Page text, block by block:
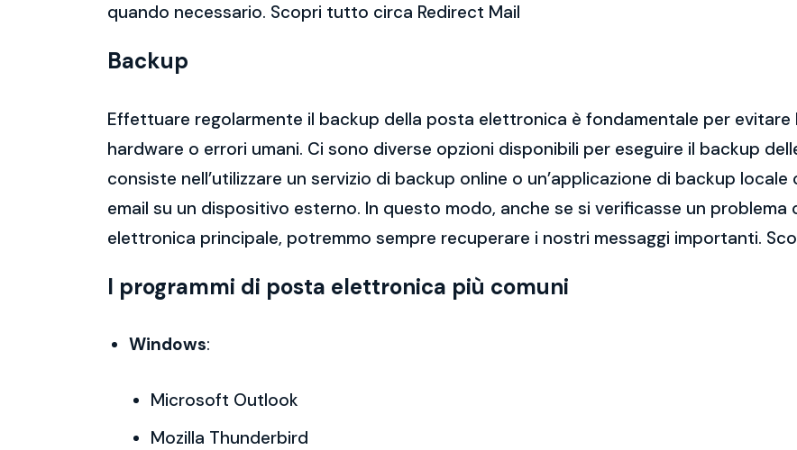
quando necessario. Scopri tutto circa Redirect Mail
Backup
Effettuare regolarmente il backup della posta elettronica è fondamentale per
hardware o errori umani. Ci sono diverse opzioni disponibili per eseguire il backup
consiste nell’utilizzare un servizio di backup online o un’applicazione di backup
email su un dispositivo esterno. In questo modo, anche se si verificasse un
elettronica principale, potremmo sempre recuperare i nostri messaggi importanti.
I programmi di posta elettronica più comuni
Windows:
Microsoft Outlook
Mozilla Thunderbird